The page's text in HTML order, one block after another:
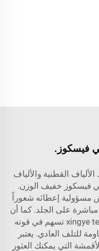
فيسكوز.
القطنية والألياف
فيسكوز خفيف الوزن.
مسؤولية إعطائه شعوراً
مباشرة على الجلد. كما أن
الألياف البوليستر من شركة xingye textile تسهم في قوته
للتلف العادي. يعتبر
التي يمكنك العثور